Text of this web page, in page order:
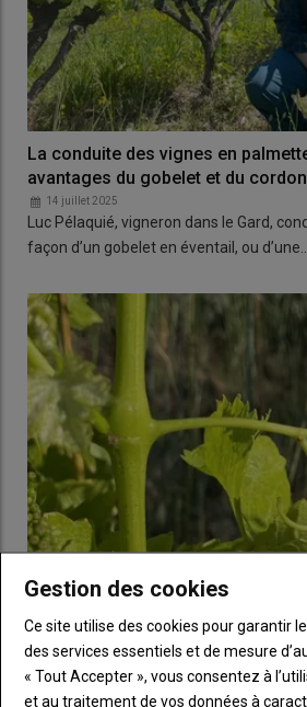
La conduite des vignes en
avantages du gobelet et du cordon
14 juillet 2025
Luc Pélaquié, vigneron dans le Gard,
façon d’un gobelet en éventail, ou
Le filage s’invite à nouveau dans
Loire
Plusieurs observations font état, cette
Gestion des cookies
Ce site utilise des cookies pour garantir
des services essentiels et de mesure
« Tout Accepter », vous consentez à
et au traitement de vos données à